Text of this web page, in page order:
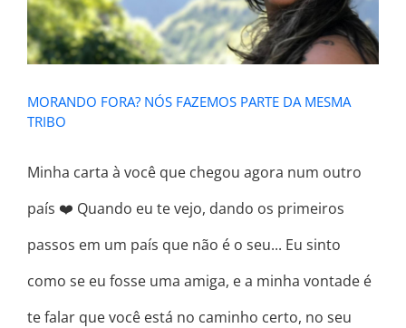
MORANDO FORA? NÓS FAZEMOS PARTE DA MESMA
TRIBO
Minha carta à você que chegou agora num outro
país ❤️ Quando eu te vejo, dando os primeiros
passos em um país que não é o seu... Eu sinto
como se eu fosse uma amiga, e a minha vontade é
te falar que você está no caminho certo, no seu